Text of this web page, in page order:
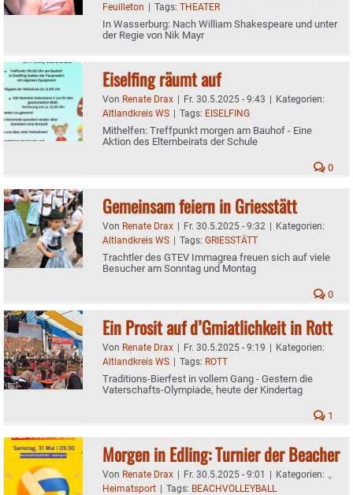
Feuilleton | Tags: THEATER
In Wasserburg: Nach William Shakespeare und unter
der Regie von Nik Mayr
Eiselfing räumt auf
Von Renate Drax | Fr. 30.5.2025 - 9:43 | Kategorien:
Altlandkreis WS | Tags: EISELFING
Mithelfen: Treffpunkt morgen am Bauhof - Eine
Aktion des Elternbeirats der Schule
0
Gemeinsam feiern in Griesstätt
Von Renate Drax | Fr. 30.5.2025 - 9:32 | Kategorien:
Altlandkreis WS | Tags: GRIESSTÄTT
Trachtler des GTEV Immagrea freuen sich auf viele
Besucher am Sonntag und Montag
0
Ein Prosit auf d’Gmiatlichkeit in Rott
Von Renate Drax | Fr. 30.5.2025 - 9:19 | Kategorien:
Altlandkreis WS | Tags: ROTT
Traditions-Bierfest in vollem Gang - Gestern die
Vaterschafts-Olympiade, heute der Kindertag
1
Morgen in Edling: Turnier der Beacher
Von Renate Drax | Fr. 30.5.2025 - 9:01 | Kategorien: .,
Heimatsport | Tags: BEACHVOLLEYBALL